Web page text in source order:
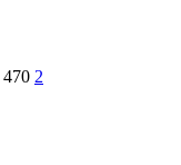
470 2